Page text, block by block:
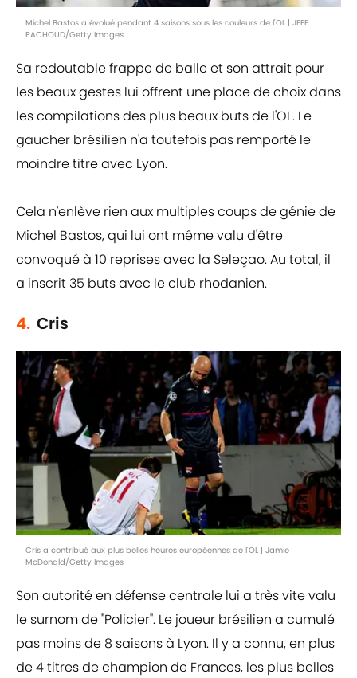
Michel Bastos a évolué pendant 4 saisons sous les couleurs de l'OL | JEFF
PACHOUD/Getty Images
Sa redoutable frappe de balle et son attrait pour
les beaux gestes lui offrent une place de choix dans
les compilations des plus beaux buts de l'OL. Le
gaucher brésilien n'a toutefois pas remporté le
moindre titre avec Lyon.
Cela n'enlève rien aux multiples coups de génie de
Michel Bastos, qui lui ont même valu d'être
convoqué à 10 reprises avec la Seleçao. Au total, il
a inscrit 35 buts avec le club rhodanien.
4. Cris
Cris a contribué aux plus belles heures européennes de l'OL | Jamie
McDonald/Getty Images
Son autorité en défense centrale lui a très vite valu
le surnom de "Policier". Le joueur brésilien a cumulé
pas moins de 8 saisons à Lyon. Il y a connu, en plus
de 4 titres de champion de Frances, les plus belles